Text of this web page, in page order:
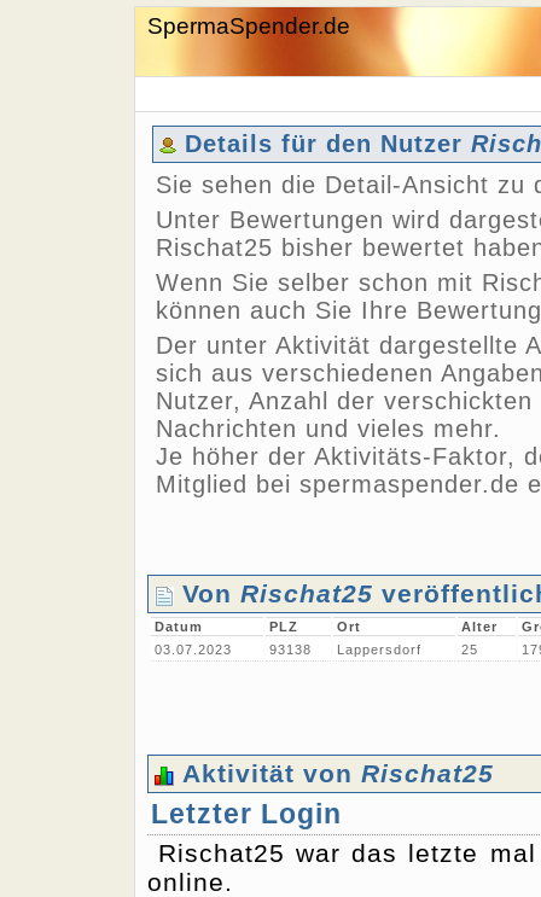
SpermaSpender.de
Details für den Nutzer
Sie sehen die Detail-Ansicht zu
Unter Bewertungen wird
Rischat25 bisher bewertet
Wenn Sie selber schon mit
können auch Sie Ihre
Der unter Aktivität dargestellte
sich aus verschiedenen
Nutzer, Anzahl der
Nachrichten und vieles mehr.
Je höher der Aktivitäts-Faktor,
Mitglied bei spermaspender.de
Von Rischat25
Datum PLZ Ort Alter
03.07.2023
93138 Lappersdorf 25
Aktivität von Rischat25
Letzter Login
Rischat25 war das letzte
online.